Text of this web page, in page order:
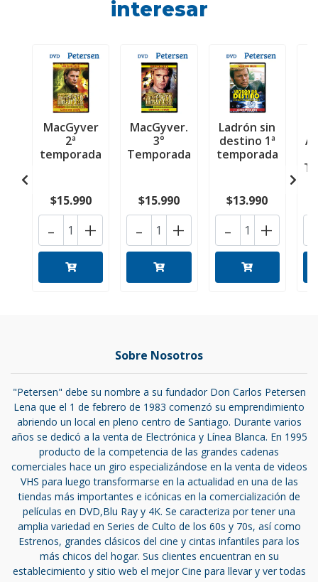
interesar
MacGyver
2ª
temporada
$15.990
+
-
MacGyver.
3°
Temporada
$15.990
+
-
Ladrón sin
destino 1ª
temporada
$13.990
+
-
Sobre Nosotros
"Petersen" debe su nombre a su fundador Don Carlos Petersen
Lena que el 1 de febrero de 1983 comenzó su emprendimiento
abriendo un local en pleno centro de Santiago. Durante varios
años se dedicó a la venta de Electrónica y Línea Blanca. En 1995
producto de la competencia de las grandes cadenas
comerciales hace un giro especializándose en la venta de videos
VHS para luego transformarse en la actualidad en una de las
tiendas más importantes e icónicas en la comercialización de
películas en DVD,Blu Ray y 4K. Se caracteriza por tener una
amplia variedad en Series de Culto de los 60s y 70s, así como
Estrenos, grandes clásicos del cine y cintas infantiles para los
más chicos del hogar. Sus clientes encuentran en su
establecimiento y sitio web el mejor Cine para llevar y ver todas